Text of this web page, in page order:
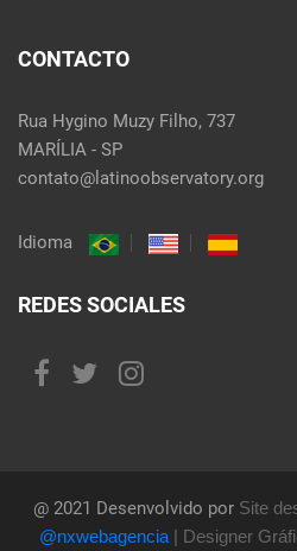
CONTACTO
Rua Hygino Muzy Filho, 737
MARÍLIA - SP
contato@latinoobservatory.org
Idioma
REDES SOCIALES
@ 2021 Desenvolvido porSite
@nxwebagencia | Designer